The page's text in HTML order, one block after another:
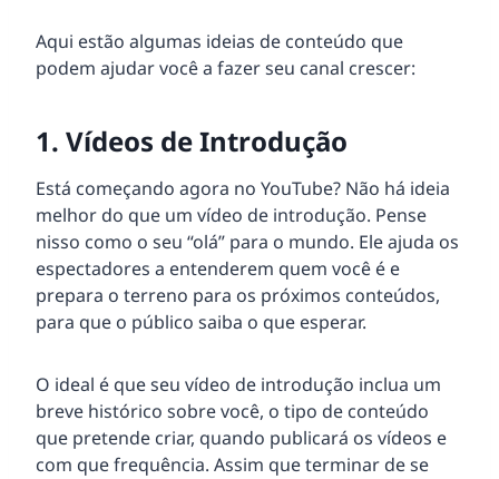
Aqui estão algumas ideias de conteúdo que
podem ajudar você a fazer seu canal crescer:
1. Vídeos de Introdução
Está começando agora no YouTube? Não há ideia
melhor do que um vídeo de introdução. Pense
nisso como o seu “olá” para o mundo. Ele ajuda os
espectadores a entenderem quem você é e
prepara o terreno para os próximos conteúdos,
para que o público saiba o que esperar.
O ideal é que seu vídeo de introdução inclua um
breve histórico sobre você, o tipo de conteúdo
que pretende criar, quando publicará os vídeos e
com que frequência. Assim que terminar de se